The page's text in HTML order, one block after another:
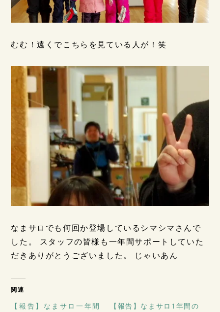
むむ！遠くでこちらを見ている人が！笑
なまサロでも何回か登場しているシマシマさんで
した。 スタッフの皆様も一年間サポートしていた
だきありがとうございました。 じゃいあん
関連
【報告】なまサロ一年間
【報告】なまサロ1年間の